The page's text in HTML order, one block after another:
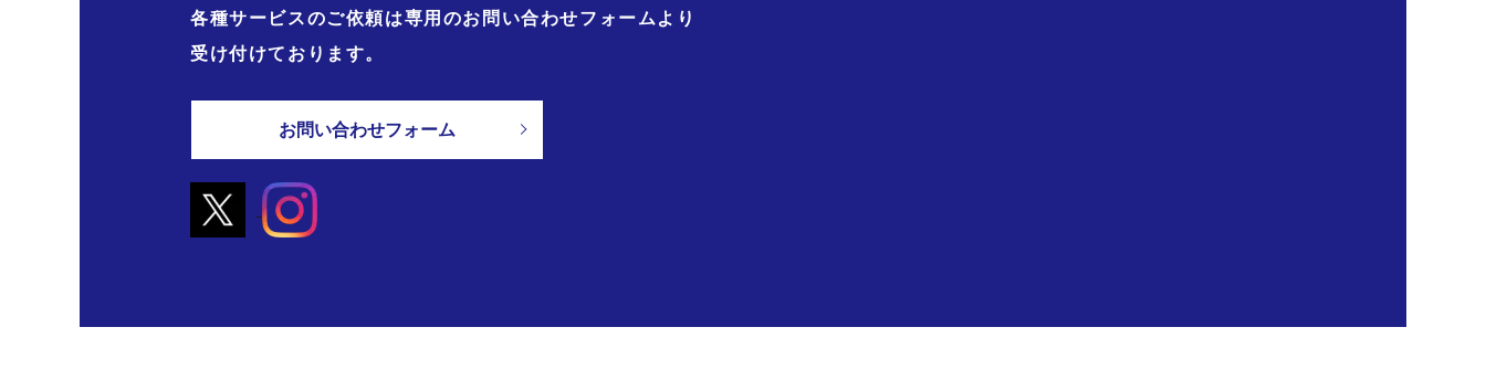
各種サービスのご依頼は専用のお問い合わせフォームより
受け付けております。
お問い合わせフォーム